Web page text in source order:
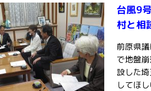
台風9
村と相
前原県
で地盤
設した
してほ